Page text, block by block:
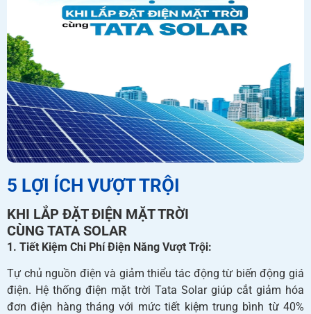
5 LỢI ÍCH VƯỢT TRỘI
KHI LẮP ĐẶT ĐIỆN MẶT TRỜI
CÙNG TATA SOLAR
1. Tiết Kiệm Chi Phí Điện Năng Vượt Trội:
Tự chủ nguồn điện và giảm thiểu tác động từ biến động giá
điện. Hệ thống điện mặt trời Tata Solar giúp cắt giảm hóa
đơn điện hàng tháng với mức tiết kiệm trung bình từ 40%